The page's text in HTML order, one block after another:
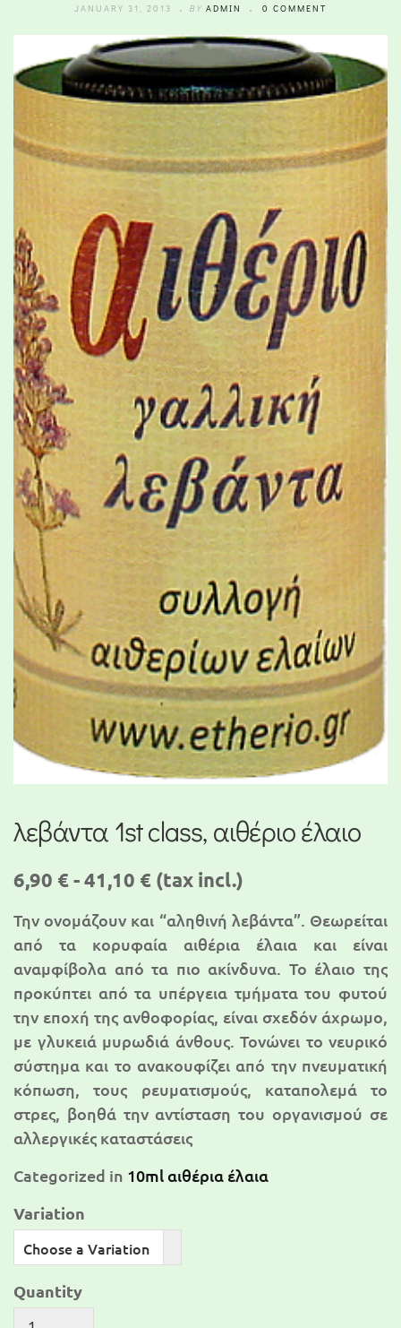
JANUARY 31, 2013 BY ADMIN 0 COMMENT
λεβάντα 1st class, αιθέριο έλαιο
6,90 € - 41,10 € (tax incl.)
Την ονομάζουν και “αληθινή λεβάντα”. Θεωρείται
από τα κορυφαία αιθέρια έλαια και είναι
αναμφίβολα από τα πιο ακίνδυνα. Το έλαιο της
προκύπτει από τα υπέργεια τμήματα του φυτού
την εποχή της ανθοφορίας, είναι σχεδόν άχρωμο,
με γλυκειά μυρωδιά άνθους. Τονώνει το νευρικό
σύστημα και το ανακουφίζει από την πνευματική
κόπωση, τους ρευματισμούς, καταπολεμά το
στρες, βοηθά την αντίσταση του οργανισμού σε
αλλεργικές καταστάσεις
Categorized in 10ml αιθέρια έλαια
Variation
Choose a Variation
Quantity